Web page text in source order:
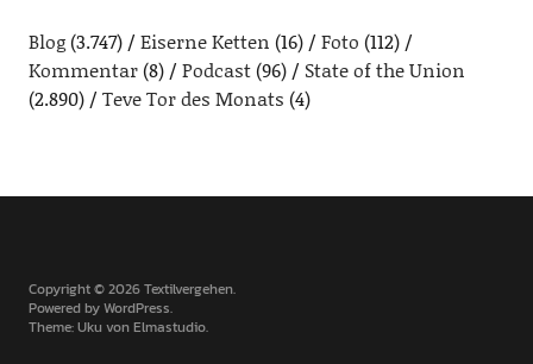
Blog(3.747) Eiserne Ketten (16) Foto (112)
Kommentar(8) Podcast(96)
State of the Union
(2.890)
Teve Tor des Monats (4)
Copyright © 2026 Textilvergehen
Powered byWordPress
Theme: Uku vonElmastudio